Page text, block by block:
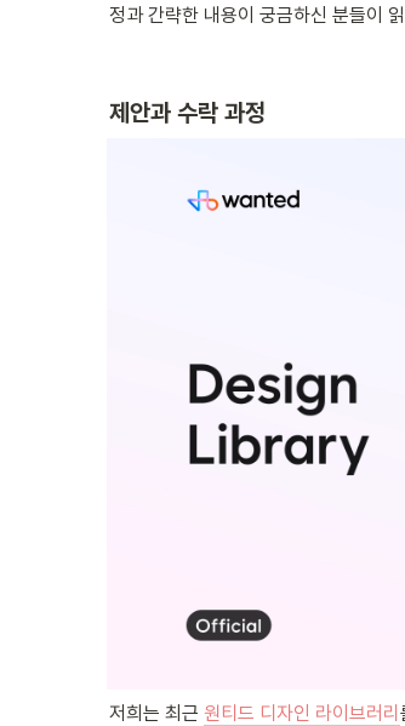
정과 간략한 내용이 궁금하신 분들이
제안과 수락 과정
저희는 최근 원티드 디자인 라이브러리